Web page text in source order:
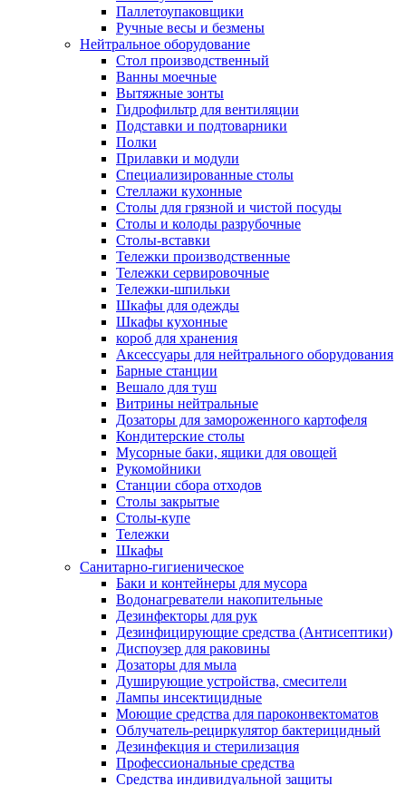
Паллетоупаковщики
Ручные весы и безмены
Нейтральное оборудование
Cтол производственный
Ванны моечные
Вытяжные зонты
Гидрофильтр для вентиляции
Подставки и подтоварники
Полки
Прилавки и модули
Специализированные столы
Стеллажи кухонные
Столы для грязной и чистой посуды
Столы и колоды разрубочные
Столы-вставки
Тележки производственные
Тележки сервировочные
Тележки-шпильки
Шкафы для одежды
Шкафы кухонные
короб для хранения
Аксессуары для нейтрального оборудования
Барные станции
Вешало для туш
Витрины нейтральные
Дозаторы для замороженного картофеля
Кондитерские столы
Мусорные баки, ящики для овощей
Рукомойники
Станции сбора отходов
Столы закрытые
Столы-купе
Тележки
Шкафы
Санитарно-гигиеническое
Баки и контейнеры для мусора
Водонагреватели накопительные
Дезинфекторы для рук
Дезинфицирующие средства (Антисептики)
Диспоузер для раковины
Дозаторы для мыла
Душирующие устройства, смесители
Лампы инсектицидные
Моющие средства для пароконвектоматов
Облучатель-рециркулятор бактерицидный
Дезинфекция и стерилизация
Профессиональные средства
Средства индивидуальной защиты